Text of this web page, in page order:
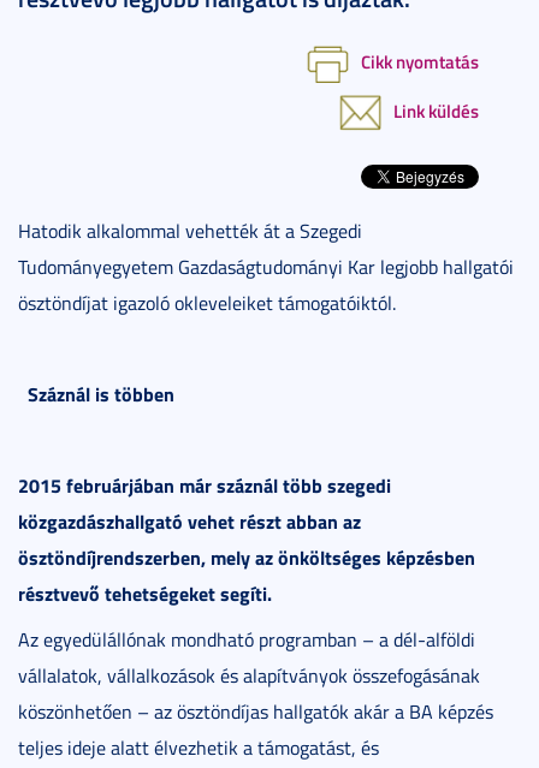
Cikk nyomtatás
Link küldés
Hatodik alkalommal vehették át a Szegedi
Tudományegyetem Gazdaságtudományi Kar legjobb hallgatói
ösztöndíjat igazoló okleveleiket támogatóiktól.
Száznál is többen
2015 februárjában már száznál több szegedi
közgazdászhallgató vehet részt abban az
ösztöndíjrendszerben, mely az önköltséges képzésben
résztvevő tehetségeket segíti.
Az egyedülállónak mondható programban – a dél-alföldi
vállalatok, vállalkozások és alapítványok összefogásának
köszönhetően – az ösztöndíjas hallgatók akár a BA képzés
teljes ideje alatt élvezhetik a támogatást, és